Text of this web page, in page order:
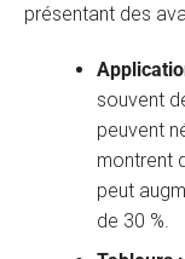
présentant des
souvent
peuvent
montrent
peut
de 30 %.